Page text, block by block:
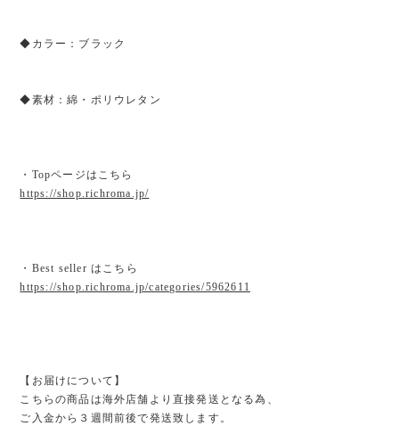
◆カラー：ブラック
◆素材：綿・ポリウレタン
・Topページはこちら
https://shop.richroma.jp/
・Best seller はこちら
https://shop.richroma.jp/categories/5962611
【お届けについて】
こちらの商品は海外店舗より直接発送となる為、
ご入金から３週間前後で発送致します。